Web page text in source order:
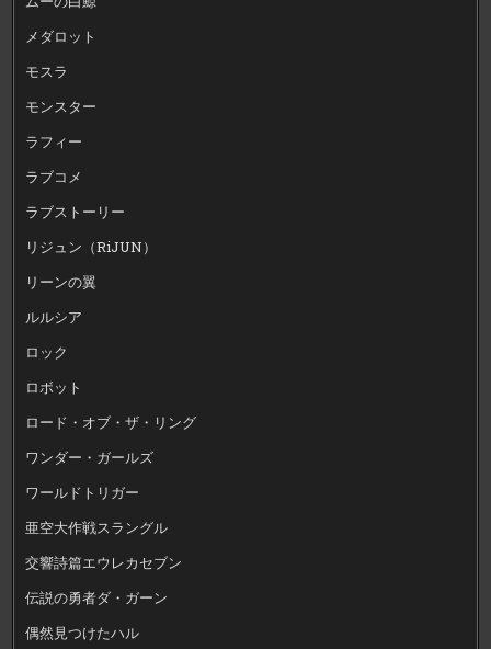
メダロット
モスラ
モンスター
ラフィー
ラブコメ
ラブストーリー
リジュン（RiJUN）
リーンの翼
ルルシア
ロック
ロボット
ロード・オブ・ザ・リング
ワンダー・ガールズ
ワールドトリガー
亜空大作戦スラングル
交響詩篇エウレカセブン
伝説の勇者ダ・ガーン
偶然見つけたハル